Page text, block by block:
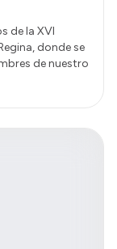
de la XVI
donde se
de nuestro